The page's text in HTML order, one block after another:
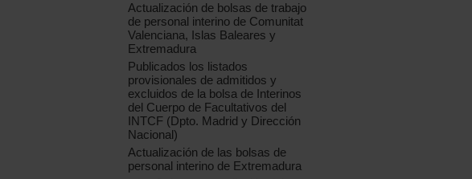
Actualización de bolsas de trabajo
de personal interino de Comunitat
Valenciana, Islas Baleares y
Extremadura
Publicados los listados
provisionales de admitidos y
excluidos de la bolsa de Interinos
del Cuerpo de Facultativos del
INTCF (Dpto. Madrid y Dirección
Nacional)
Actualización de las bolsas de
personal interino de Extremadura